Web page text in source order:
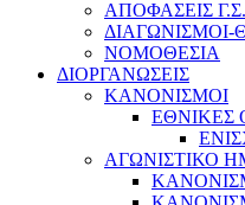
ΑΠΟΦΑΣΕΙΣ Γ.Σ.
ΔΙΑΓΩΝΙΣΜΟΙ-
ΝΟΜΟΘΕΣΙΑ
ΔΙΟΡΓΑΝΩΣΕΙΣ
ΚΑΝΟΝΙΣΜΟΙ
ΕΘΝΙΚΕΣ
ΑΓΩΝΙΣΤΙΚΟ